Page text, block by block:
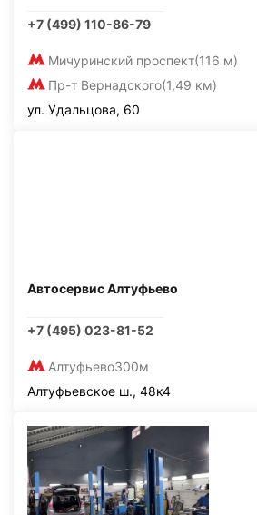
+7 (499) 110-86-79
Мичуринский проспект(116 м)
Пр-т Вернадского(1,49 км)
ул. Удальцова, 60
Автосервис Алтуфьево
+7 (495) 023-81-52
Алтуфьево300м
Алтуфьевское ш., 48к4